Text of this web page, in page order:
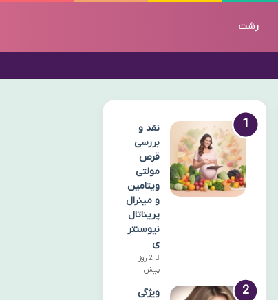
رشت
نقد و
بررسی
قرص
مولتی
ویتامین
و مینرال
پریناتال
نیوسنتر
ی
2 روز
پیش
ویژگی